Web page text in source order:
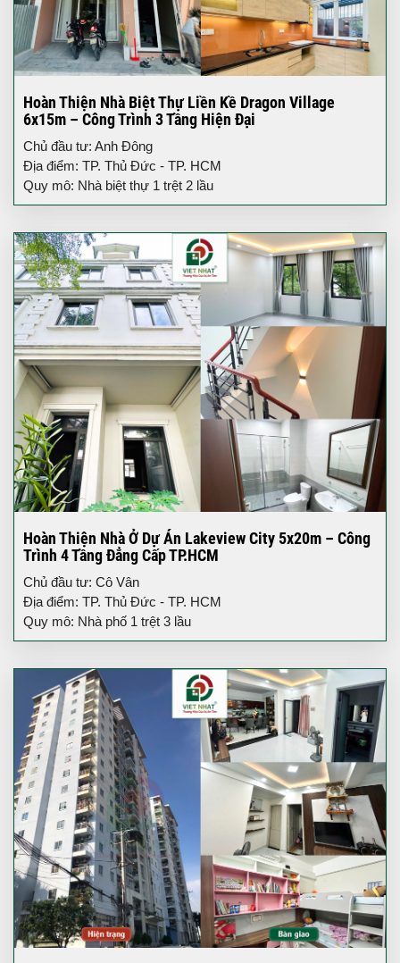
Hoàn Thiện Nhà Biệt Thự Liền Kề Dragon Village
6x15m – Công Trình 3 Tầng Hiện Đại
Chủ đầu tư: Anh Đông
Địa điểm: TP. Thủ Đức - TP. HCM
Quy mô: Nhà biệt thự 1 trệt 2 lầu
Hoàn Thiện Nhà Ở Dự Án Lakeview City 5x20m – Công
Trình 4 Tầng Đẳng Cấp TP.HCM
Chủ đầu tư: Cô Vân
Địa điểm: TP. Thủ Đức - TP. HCM
Quy mô: Nhà phố 1 trệt 3 lầu